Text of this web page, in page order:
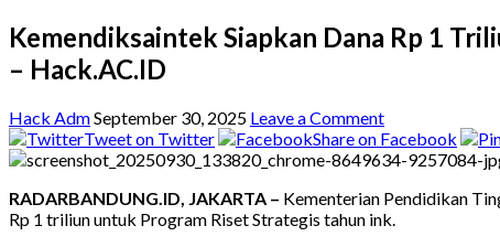
Kemendiksaintek Siapkan Dana Rp 1
– Hack.AC.ID
Hack AdmSeptember 30, 2025 Leave a Comment
Tweet on Twitter
Share on Facebook
RADARBANDUNG.ID, JAKARTA – Kementerian Pendidikan
Rp 1 triliun untuk Program Riset Strategis tahun ink.